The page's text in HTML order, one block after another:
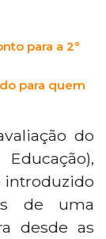
para a 2°
para quem
do
introduzido
de uma
desde as